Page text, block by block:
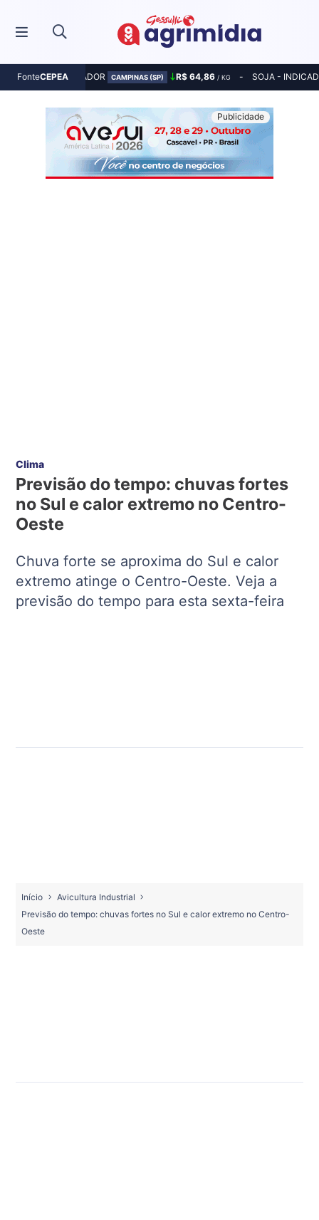
FonteCEPEA
MILHO - INDICADOR CAMPINAS (SP) R$ 64,86 / KG SOJA -
Clima
Previsão do tempo: chuvas fortes
no Sul e calor extremo no Centro-
Oeste
Chuva forte se aproxima do Sul e calor
extremo atinge o Centro-Oeste. Veja a
previsão do tempo para esta sexta-feira
Início
Avicultura Industrial
Previsão do tempo: chuvas fortes no Sul e calor extremo no Centro-
Oeste